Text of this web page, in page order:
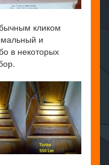
кликом
и
в некоторых